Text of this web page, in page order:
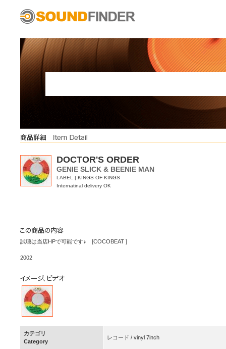
DOCTOR'S ORDER
GENIE SLICK & BEENIE MAN
LABEL | KINGS OF KINGS
Internatinal delivery OK
試聴は当店HPで可能です♪ [COCOBEAT ]
2002
カテゴリ
Category
レコード / vinyl 7inch